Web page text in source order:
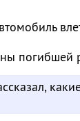
погибшей